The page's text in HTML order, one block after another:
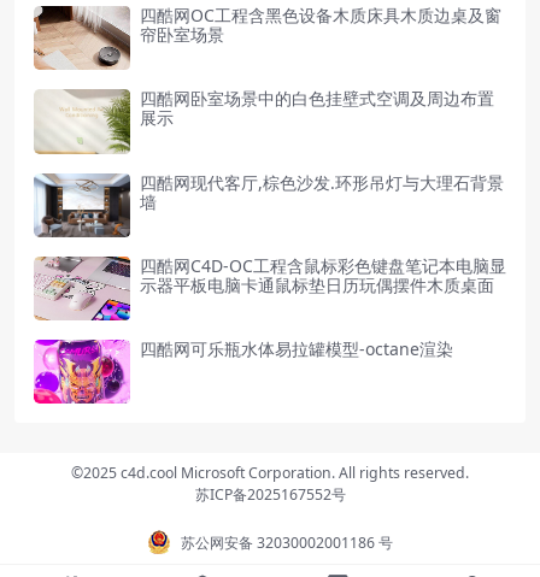
四酷网OC工程含黑色设备木质床具木质边桌及窗
帘卧室场景
四酷网卧室场景中的白色挂壁式空调及周边布置
展示
四酷网现代客厅,棕色沙发.环形吊灯与大理石背景
墙
四酷网C4D-OC工程含鼠标彩色键盘笔记本电脑显
示器平板电脑卡通鼠标垫日历玩偶摆件木质桌面
四酷网可乐瓶水体易拉罐模型-octane渲染
©2025 c4d.cool Microsoft Corporation. All rights reserved.
苏ICP备2025167552号
苏公网安备 32030002001186 号